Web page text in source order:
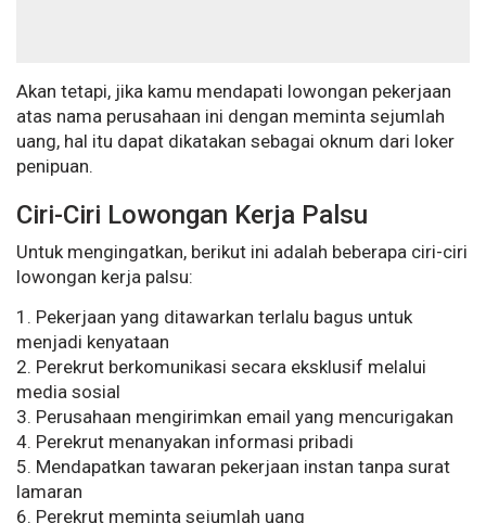
Akan tetapi, jika kamu mendapati lowongan pekerjaan
atas nama perusahaan ini dengan meminta sejumlah
uang, hal itu dapat dikatakan sebagai oknum dari loker
penipuan.
Ciri-Ciri Lowongan Kerja Palsu
Untuk mengingatkan, berikut ini adalah beberapa ciri-ciri
lowongan kerja palsu:
1. Pekerjaan yang ditawarkan terlalu bagus untuk
menjadi kenyataan
2. Perekrut berkomunikasi secara eksklusif melalui
media sosial
3. Perusahaan mengirimkan email yang mencurigakan
4. Perekrut menanyakan informasi pribadi
5. Mendapatkan tawaran pekerjaan instan tanpa surat
lamaran
6. Perekrut meminta sejumlah uang